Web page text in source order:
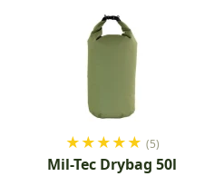
★★★★★ (5)
Mil-Tec Drybag 50l